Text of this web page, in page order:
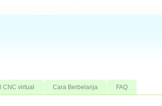
CNC virtual Cara Berbelanja FAQ